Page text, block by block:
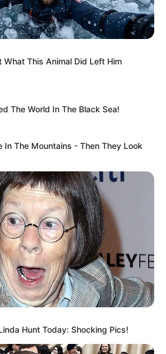
What This Animal Did Left Him
The World In The Black Sea!
In The Mountains - Then They Look
Hunt Today: Shocking Pics!